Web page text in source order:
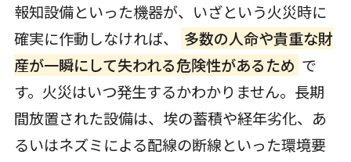
報知設備といった機器が、いざという火災時に
確実に作動しなければ、
多数の人命や貴重な財
産が一瞬にして失われる危険性があるため で
す。火災はいつ発生するかわかりません。長期
間放置された設備は、埃の蓄積や経年劣化、あ
るいはネズミによる配線の断線といった環境要